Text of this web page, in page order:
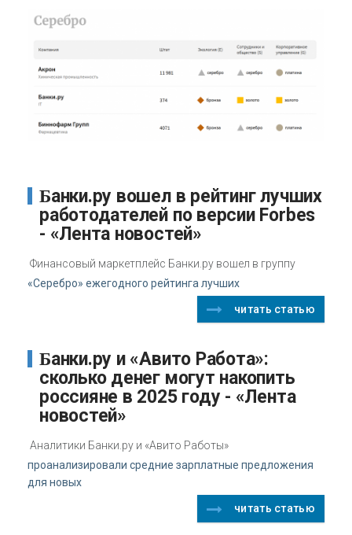
Банки.ру вошел в рейтинг лучших
работодателей по версии Forbes
- «Лента новостей»
Финансовый маркетплейс Банки.ру вошел в группу
«Серебро» ежегодного рейтинга лучших
читать статью
Банки.ру и «Авито Работа»:
сколько денег могут накопить
россияне в 2025 году - «Лента
новостей»
Аналитики Банки.ру и «Авито Работы»
проанализировали средние зарплатные предложения
для новых
читать статью